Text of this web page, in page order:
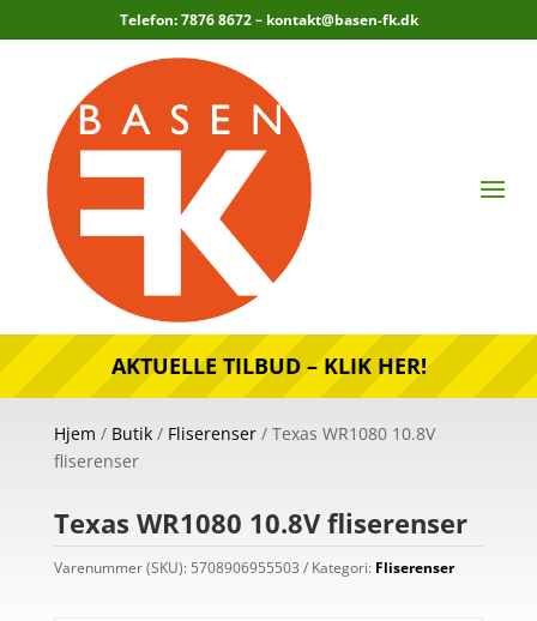
Telefon: 7876 8672 – kontakt@basen-fk.dk
AKTUELLE TILBUD – KLIK HER!
Hjem / Butik/ Fliserenser/ Texas WR1080 10.8V
fliserenser
Texas WR1080 10.8V fliserenser
Varenummer (SKU): 5708906955503 Kategori: Fliserenser